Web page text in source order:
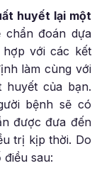
huyết lại một
chẩn đoán dựa
với các kết
làm cùng với
huyết của bạn.
bệnh sẽ có
được đưa đến
trị kịp thời. Do
sau: